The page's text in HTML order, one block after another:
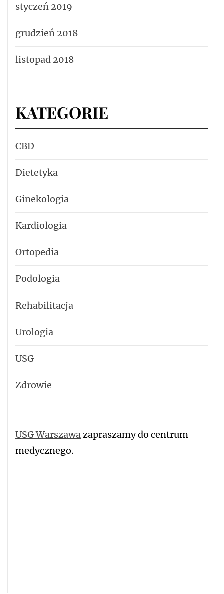
styczeń 2019
grudzień 2018
listopad 2018
KATEGORIE
CBD
Dietetyka
Ginekologia
Kardiologia
Ortopedia
Podologia
Rehabilitacja
Urologia
USG
Zdrowie
USG Warszawazapraszamy do centrum
medycznego.